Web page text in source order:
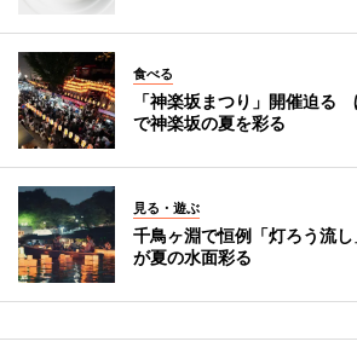
食べる
「神楽坂まつり」開催迫る
で神楽坂の夏を彩る
見る・遊ぶ
千鳥ヶ淵で恒例「灯ろう流
が夏の水面彩る